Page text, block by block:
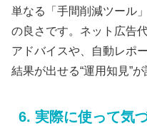
単なる「手間削減ツール
の良さです。ネット広告
アドバイスや、自動レポ
結果が出せる“運用知見”が
6. 実際に使って気